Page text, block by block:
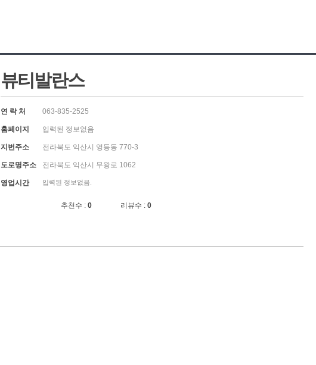
뷰티발란스
연 락 처 063-835-2525
홈페이지 입력된 정보없음
지번주소 전라북도 익산시 영등동 770-3
도로명주소 전라북도 익산시 무왕로 1062
영업시간 입력된 정보없음.
추천수 : 0 리뷰수 : 0